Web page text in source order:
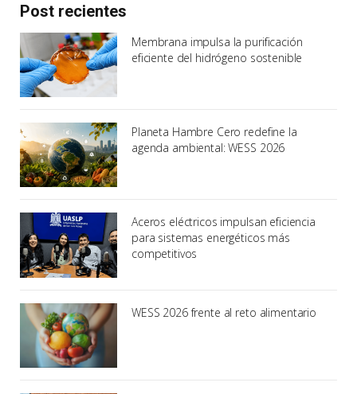
Post recientes
Membrana impulsa la purificación
eficiente del hidrógeno sostenible
Planeta Hambre Cero redefine la
agenda ambiental: WESS 2026
Aceros eléctricos impulsan eficiencia
para sistemas energéticos más
competitivos
WESS 2026 frente al reto alimentario